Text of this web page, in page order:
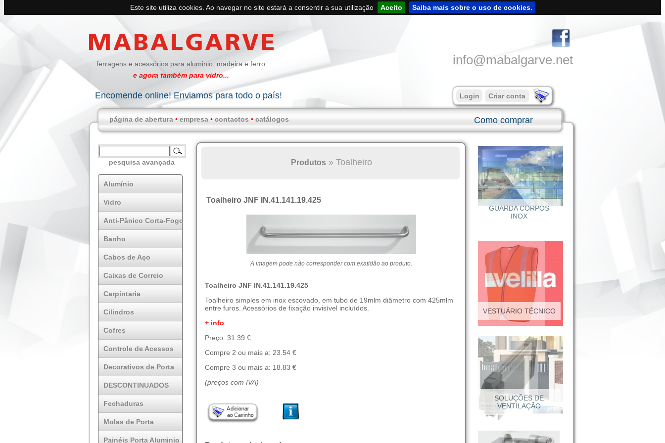
Este site utiliza cookies. Ao navegar no site estará a consentir a sua utilização Aceito Saiba mais sobre o uso de cookies.
ferragens e acessórios para aluminio, madeira e ferro
e agora também para vidro...
info@mabalgarve.net
Encomende online! Enviamos para todo o país! Login Criar conta
página de abertura • empresa • contactos • catálogos Como comprar
pesquisa avançada
Alumínio
Vidro
Anti-Pânico Corta-Fogo
Banho
Cabos de Aço
Caixas de Correio
Carpintaria
Cilindros
Cofres
Controle de Acessos
Decorativos de Porta
DESCONTINUADOS
Fechaduras
Molas de Porta
Painéis Porta Aluminio
Produtos » Toalheiro
Toalheiro JNF IN.41.141.19.425
A imagem pode não corresponder com exatidão ao produto.
Toalheiro JNF IN.41.141.19.425
Toalheiro simples em inox escovado, em tubo de 19mlm diâmetro com 425mlm
entre furos. Acessórios de fixação invisível incluídos.
+ info
Preço: 31.39 €
Compre 2 ou mais a: 23.54 €
Compre 3 ou mais a: 18.83 €
(preços com IVA)
GUARDA CORPOS
INOX
VESTUÁRIO TÉCNICO
SOLUÇÕES DE
VENTILAÇÃO